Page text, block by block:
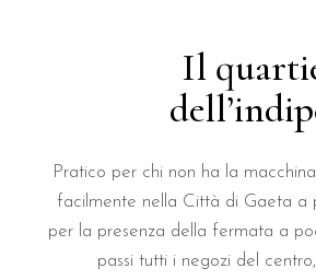
Il
Pratico per chi non ha la
facilmente nella Città di Gaeta a
per la presenza della fermata a
passi tutti i negozi del